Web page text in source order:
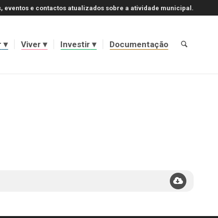
eventos e contactos atualizados sobre a atividade municipal.
Viver Investir Documentação